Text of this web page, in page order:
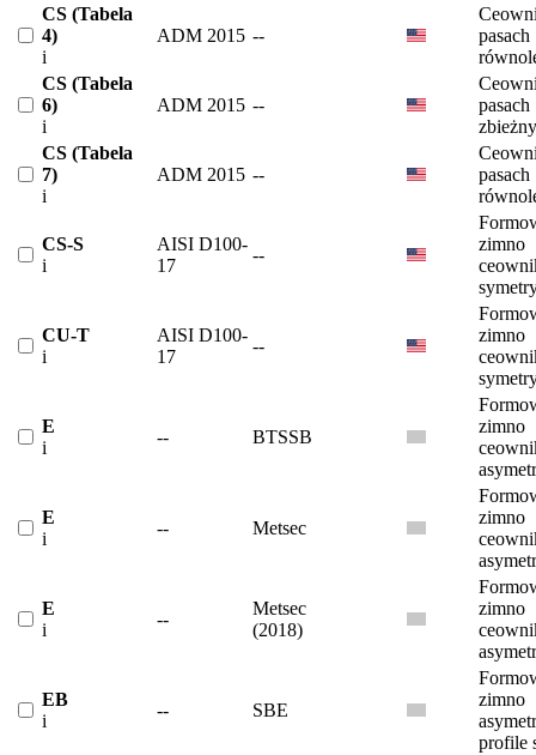
CS (Tabela
4)
i
ADM 2015 --
pasach
CS (Tabela
6)
i
ADM 2015 --
pasach
CS (Tabela
7)
i
ADM 2015 --
pasach
CS-S
i
AISI D100-
17
--
zimno
CU-T
i
AISI D100-
17
--
zimno
E
i
-- BTSSB
zimno
E
i
-- Metsec
zimno
E
i
--
Metsec
(2018)
zimno
EB
i
-- SBE
zimno
profile